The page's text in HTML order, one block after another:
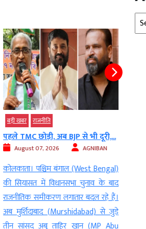
बड़ी खबर राजनीति
पहले TMC छोड़ी, अब BJP से भी दूरी,...
August 07, 2026 AGNIBAN
कोलकाता। पश्चिम बंगाल (West Bengal)
की सियासत में विधानसभा चुनाव के बाद
राजनीतिक समीकरण लगातार बदल रहे हैं।
अब मुर्शिदाबाद (Murshidabad) से जुड़े